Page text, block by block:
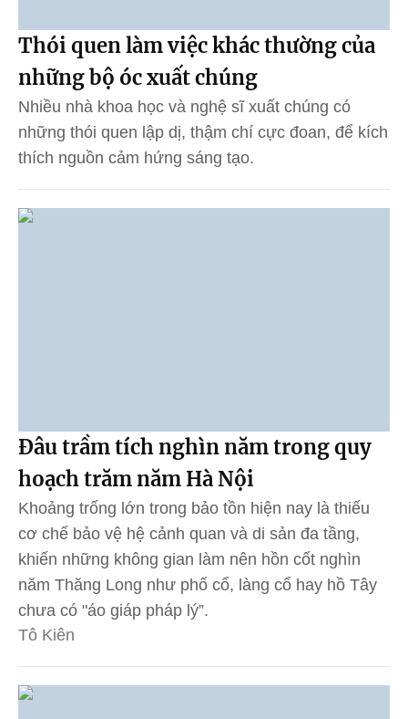
Thói quen làm việc khác thường của
những bộ óc xuất chúng
Nhiều nhà khoa học và nghệ sĩ xuất chúng có
những thói quen lập dị, thậm chí cực đoan, để kích
thích nguồn cảm hứng sáng tạo.
Đâu trầm tích nghìn năm trong quy
hoạch trăm năm Hà Nội
Khoảng trống lớn trong bảo tồn hiện nay là thiếu
cơ chế bảo vệ hệ cảnh quan và di sản đa tầng,
khiến những không gian làm nên hồn cốt nghìn
năm Thăng Long như phố cổ, làng cổ hay hồ Tây
chưa có "áo giáp pháp lý”.
Tô Kiên